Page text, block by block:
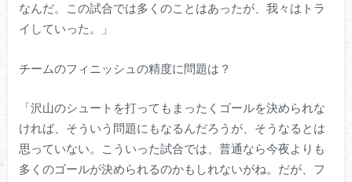
なんだ。この試合では多くのことはあったが、我々はトラ
イしていった。」
チームのフィニッシュの精度に問題は？
「沢山のシュートを打ってもまったくゴールを決められな
ければ、そういう問題にもなるんだろうが、そうなるとは
思っていない。こういった試合では、普通なら今夜よりも
多くのゴールが決められるのかもしれないがね。だが、フ